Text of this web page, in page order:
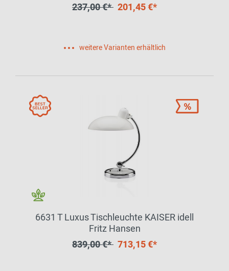
237,00 €* 201,45 €*
weitere Varianten erhältlich
6631 T Luxus Tischleuchte KAISER idell
Fritz Hansen
839,00 €* 713,15 €*